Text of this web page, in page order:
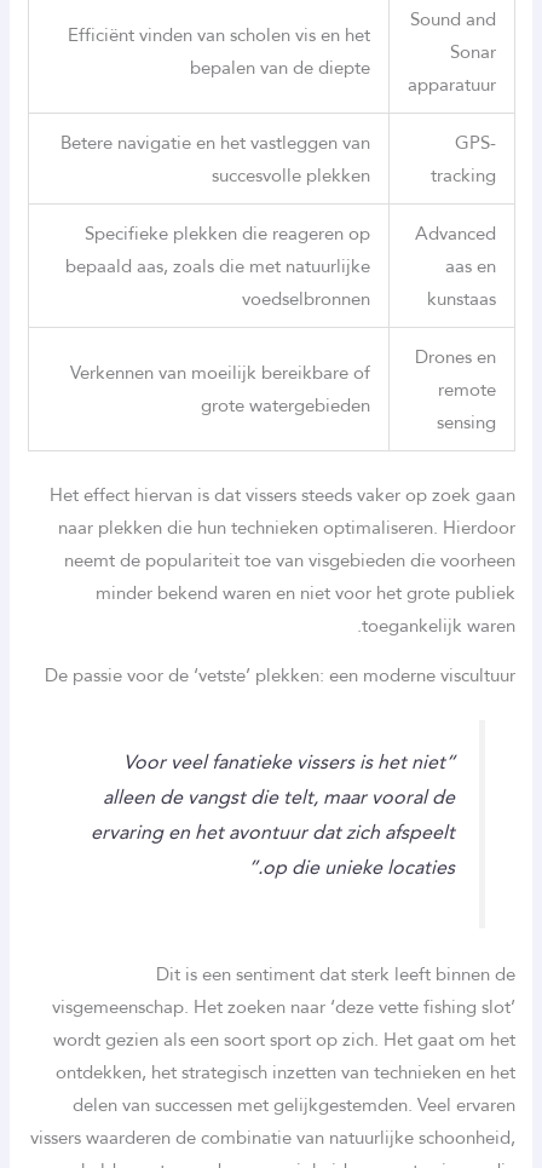
Sound and
Sonar
apparatuur
Efficiënt vinden van scholen vis en het
bepalen van de diepte
GPS-
tracking
Betere navigatie en het vastleggen van
succesvolle plekken
Advanced
aas en
kunstaas
Specifieke plekken die reageren op
bepaald aas, zoals die met natuurlijke
voedselbronnen
Drones en
remote
sensing
Verkennen van moeilijk bereikbare of
grote watergebieden
Het effect hiervan is dat vissers steeds vaker op zoek gaan
naar plekken die hun technieken optimaliseren. Hierdoor
neemt de populariteit toe van visgebieden die voorheen
minder bekend waren en niet voor het grote publiek
toegankelijk waren.
De passie voor de ‘vetste’ plekken: een moderne viscultuur
“Voor veel fanatieke vissers is het niet
alleen de vangst die telt, maar vooral de
ervaring en het avontuur dat zich afspeelt
op die unieke locaties.”
Dit is een sentiment dat sterk leeft binnen de
visgemeenschap. Het zoeken naar ‘deze vette fishing slot’
wordt gezien als een soort sport op zich. Het gaat om het
ontdekken, het strategisch inzetten van technieken en het
delen van successen met gelijkgestemden. Veel ervaren
vissers waarderen de combinatie van natuurlijke schoonheid,